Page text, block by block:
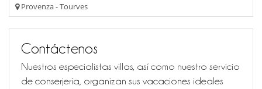
Provenza - Tourves
Contáctenos
Nuestros especialistas villas, así como nuestro servicio
de conserjería, organizan sus vacaciones ideales